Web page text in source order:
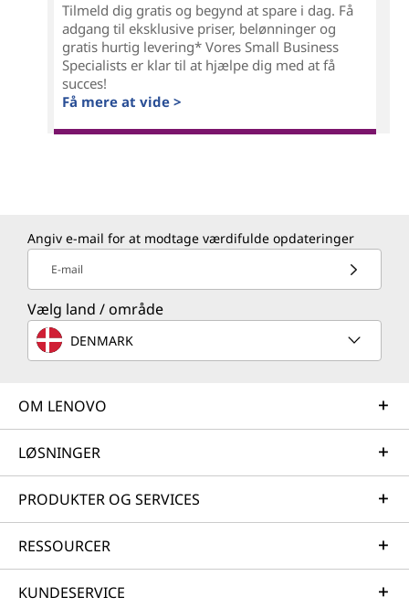
Tilmeld dig gratis og begynd at spare i dag. Få
adgang til eksklusive priser, belønninger og
gratis hurtig levering* Vores Small Business
Specialists er klar til at hjælpe dig med at få
succes!
Få mere at vide >
Angiv e-mail for at modtage værdifulde opdateringer
E-mail
Vælg land / område
DENMARK
OM LENOVO
LØSNINGER
PRODUKTER OG SERVICES
RESSOURCER
KUNDESERVICE